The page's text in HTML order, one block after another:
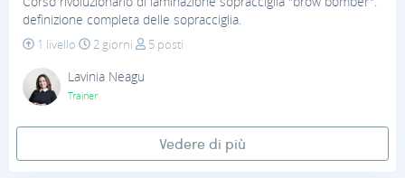
definizione completa delle sopracciglia.
1 livello
2 giorni
5 posti
Lavinia Neagu
Trainer
Vedere di più